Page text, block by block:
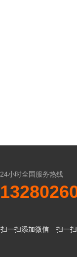
24小时全国服务热线
扫一扫添加微信 扫一